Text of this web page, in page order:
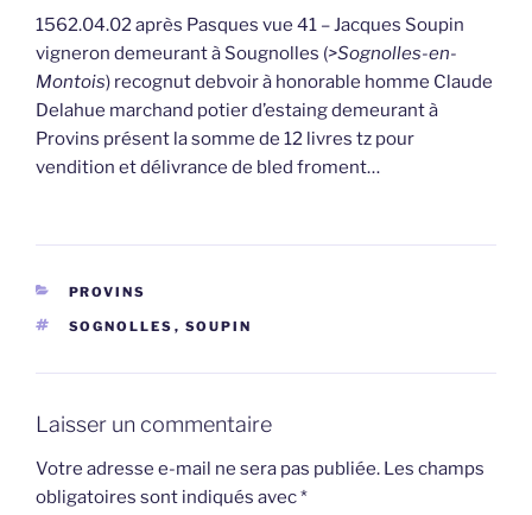
1562.04.02 après Pasques vue 41 – Jacques Soupin
vigneron demeurant à Sougnolles (>Sognolles-en-
Montois) recognut debvoir à honorable homme Claude
Delahue marchand potier d’estaing demeurant à
Provins présent la somme de 12 livres tz pour
vendition et délivrance de bled froment…
CATÉGORIES
PROVINS
ÉTIQUETTES
SOGNOLLES , SOUPIN
Laisser un commentaire
Votre adresse e-mail ne sera pas publiée. Les champs
obligatoires sont indiqués avec*